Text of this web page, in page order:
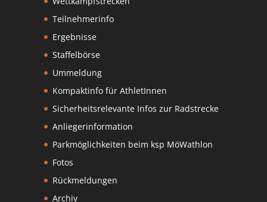
Teilnehmerinfo
Ergebnisse
Staffelbörse
Ummeldung
Kompaktinfo für AthletInnen
Sicherheitsrelevante Infos zur Radstrecke
Anliegerinformation
Parkmöglichkeiten beim ksp MöWathlon
Fotos
Rückmeldungen
Archiv